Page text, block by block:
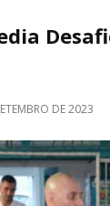
DE 2023